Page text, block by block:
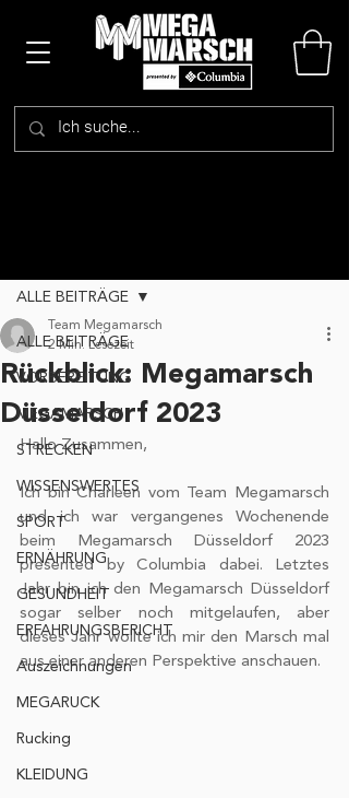
ALLE BEITRÄGE
VORBEREITUNG
MEGAMARSCH
STRECKEN
WISSENSWERTES
SPORT
ERNÄHRUNG
GESUNDHEIT
ERFAHRUNGSBERICHT
Auszeichnungen
MEGARUCK
Rucking
KLEIDUNG
ALLE BEITRÄGE
Rückblick: Megamarsch
Düsseldorf 2023
Team Megamarsch
2 Min. Lesezeit
Hallo Zusammen,
Ich bin Charleen vom Team Megamarsch
und ich war vergangenes Wochenende
beim Megamarsch Düsseldorf 2023
presented by Columbia dabei. Letztes
Jahr bin ich den Megamarsch Düsseldorf
sogar selber noch mitgelaufen, aber
dieses Jahr wollte ich mir den Marsch mal
aus einer anderen Perspektive anschauen.